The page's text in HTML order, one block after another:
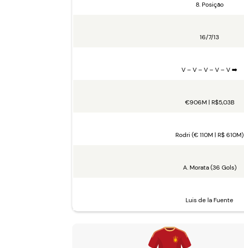
8. Posição
16/7/13
V – V – V – V – V ➡️
€906M | R$5,03B
Rodri (€ 110M | R$ 610M)
A. Morata (36 Gols)
Luis de la Fuente